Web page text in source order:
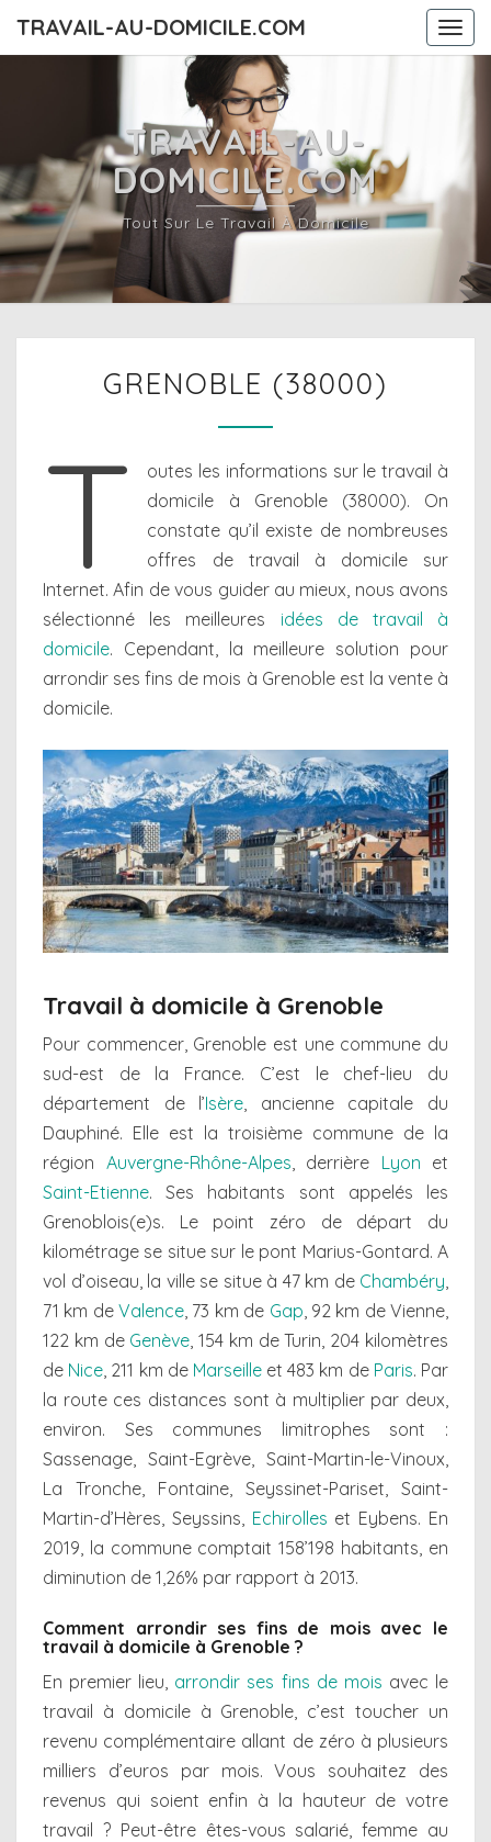
TRAVAIL-AU-DOMICILE.COM
TRAVAIL-AU-
DOMICILE.COM
Tout Sur Le Travail À Domicile
(38000)
GRENOBLE (38000)
T
outes les informations sur le travail à
domicile à Grenoble (38000). On
constate qu’il existe de nombreuses
offres de travail à domicile sur
Internet. Afin de vous guider au mieux, nous avons
sélectionné les meilleures idées de travail à
domicile. Cependant, la meilleure solution pour
arrondir ses fins de mois à Grenoble est la vente à
domicile.
Travail à domicile à Grenoble
Pour commencer, Grenoble est une commune du
sud-est de la France. C’est le chef-lieu du
département de l’Isère, ancienne capitale du
Dauphiné. Elle est la troisième commune de la
région Auvergne-Rhône-Alpes, derrière Lyon et
Saint-Etienne. Ses habitants sont appelés les
Grenoblois(e)s. Le point zéro de départ du
kilométrage se situe sur le pont Marius-Gontard. A
vol d’oiseau, la ville se situe à 47 km de Chambéry,
71 km deValence, 73 km de Gap, 92 km de Vienne,
122 km de Genève, 154 km de Turin, 204 kilomètres
de Nice, 211 km de Marseilleet 483 km de Paris. Par
la route ces distances sont à multiplier par deux,
environ. Ses communes limitrophes sont :
Sassenage, Saint-Egrève, Saint-Martin-le-Vinoux,
La Tronche, Fontaine, Seyssinet-Pariset, Saint-
Martin-d’Hères, Seyssins, Echirolles et Eybens. En
2019, la commune comptait 158’198 habitants, en
diminution de 1,26% par rapport à 2013.
Comment arrondir ses fins de mois avec le
travail à domicile à Grenoble ?
En premier lieu, arrondir ses fins de mois avec le
travail à domicile à Grenoble, c’est toucher un
revenu complémentaire allant de zéro à plusieurs
milliers d’euros par mois. Vous souhaitez des
revenus qui soient enfin à la hauteur de votre
travail ? Peut-être êtes-vous salarié, femme au